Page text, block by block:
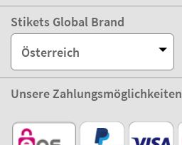
Stikets Global Brand
Österreich
Unsere Zahlungsmöglichkeiten